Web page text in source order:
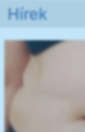
Hírek